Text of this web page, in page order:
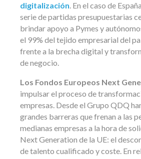
digitalización. En el caso de
serie de partidas presupuestarias
brindar apoyo a Pymes y
el 99% del tejido empresarial del
frente a la brecha digital y
de negocio.
Los Fondos Europeos Next
impulsar el proceso de
empresas. Desde el Grupo QDQ
grandes barreras que frenan a las
medianas empresas a la hora de
Next Generation de la UE: el
de talento cualificado y coste. En